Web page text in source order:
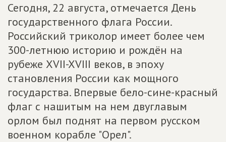
Сегодня, 22 августа, отмечается День
государственного флага России.
Российский триколор имеет более чем
300-летнюю историю и рождён на
рубеже XVII-XVIII веков, в эпоху
становления России как мощного
государства. Впервые бело-сине-красный
флаг с нашитым на нем двуглавым
орлом был поднят на первом русском
военном корабле "Орел".